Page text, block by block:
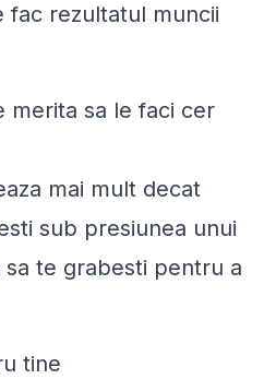
fac rezultatul muncii
merita sa le faci cer
mai mult decat
sub presiunea unui
te grabesti pentru a
tine